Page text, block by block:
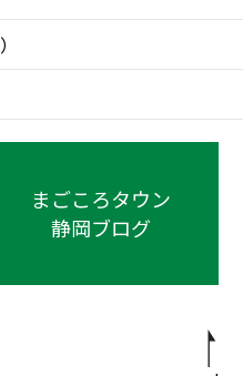
）
まごころタウン
静岡ブログ